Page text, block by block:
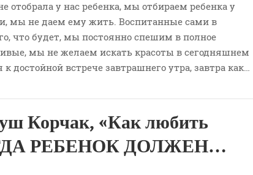
отобрала у нас ребенка, мы отбираем ребенка у
мы не даем ему жить. Воспитанные сами в
что будет, мы постоянно спешим в полное
мы не желаем искать красоты в сегодняшнем
достойной встрече завтрашнего утра, завтра как…
Корчак, «Как любить
РЕБЕНОК ДОЛЖЕН…